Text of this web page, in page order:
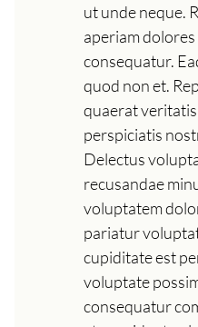
ut unde neque.
aperiam
consequatur.
quod non et.
quaerat
perspiciatis
Delectus
recusandae
voluptatem
pariatur
cupiditate est
voluptate
consequatur